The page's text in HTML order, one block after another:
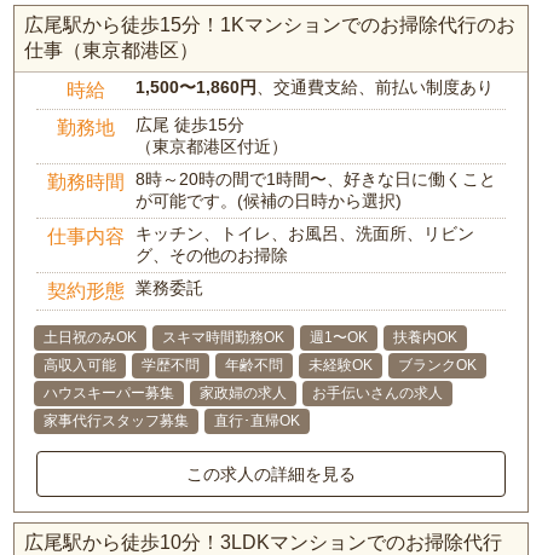
広尾駅から徒歩15分！1Kマンションでのお掃除代行のお
仕事（東京都港区）
時給 1,500〜1,860円、交通費支給、前払い制度あり
勤務地
広尾 徒歩15分
（東京都港区付近）
勤務時間
8時～20時の間で1時間〜、好きな日に働くこと
が可能です。(候補の日時から選択)
仕事内容
キッチン、トイレ、お風呂、洗面所、リビン
グ、その他のお掃除
契約形態 業務委託
土日祝のみOK スキマ時間勤務OK 週1〜OK
扶養内OK
高収入可能
学歴不問 年齢不問 未経験OK
ブランクOK
ハウスキーパー募集
家政婦の求人
お手伝いさんの求人
家事代行スタッフ募集
直行･直帰OK
この求人の詳細を見る
広尾駅から徒歩10分！3LDKマンションでのお掃除代行